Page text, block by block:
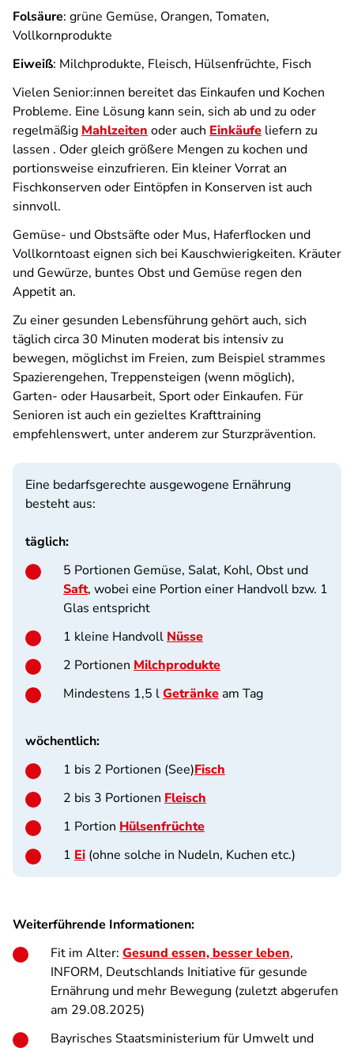
Folsäure: grüne Gemüse, Orangen, Tomaten,
Vollkornprodukte
Eiweiß: Milchprodukte, Fleisch, Hülsenfrüchte, Fisch
Vielen Senior:innen bereitet das Einkaufen und Kochen
Probleme. Eine Lösung kann sein, sich ab und zu oder
regelmäßig Mahlzeiten oder auch Einkäufe liefern zu
lassen . Oder gleich größere Mengen zu kochen und
portionsweise einzufrieren. Ein kleiner Vorrat an
Fischkonserven oder Eintöpfen in Konserven ist auch
sinnvoll.
Gemüse- und Obstsäfte oder Mus, Haferflocken und
Vollkorntoast eignen sich bei Kauschwierigkeiten. Kräuter
und Gewürze, buntes Obst und Gemüse regen den
Appetit an.
Zu einer gesunden Lebensführung gehört auch, sich
täglich circa 30 Minuten moderat bis intensiv zu
bewegen, möglichst im Freien, zum Beispiel strammes
Spazierengehen, Treppensteigen (wenn möglich),
Garten- oder Hausarbeit, Sport oder Einkaufen. Für
Senioren ist auch ein gezieltes Krafttraining
empfehlenswert, unter anderem zur Sturzprävention.
Eine bedarfsgerechte ausgewogene Ernährung
besteht aus:
täglich:
5 Portionen Gemüse, Salat, Kohl, Obst und
Saft, wobei eine Portion einer Handvoll bzw. 1
Glas entspricht
1 kleine Handvoll Nüsse
2 Portionen Milchprodukte
Mindestens 1,5 lGetränkeam Tag
wöchentlich:
1 bis 2 Portionen (See)Fisch
2 bis 3 Portionen Fleisch
1 Portion Hülsenfrüchte
1 Ei (ohne solche in Nudeln, Kuchen etc.)
Weiterführende Informationen:
Fit im Alter: Gesund essen, besser leben,
INFORM, Deutschlands Initiative für gesunde
Ernährung und mehr Bewegung (zuletzt abgerufen
am 29.08.2025)
Bayrisches Staatsministerium für Umwelt und